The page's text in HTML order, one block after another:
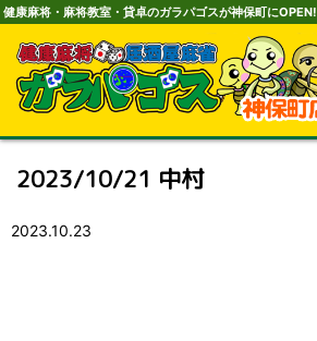
健康麻将・麻将教室・貸卓のガラパゴスが神保町にOPEN!
2023/10/21 中村
2023.10.23